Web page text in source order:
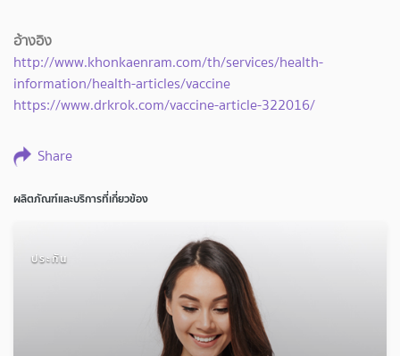
อ้างอิง
http://www.khonkaenram.com/th/services/health-
information/health-articles/vaccine
https://www.drkrok.com/vaccine-article-322016/
Share
ผลิตภัณฑ์และบริการที่เกี่ยวข้อง
ประกัน